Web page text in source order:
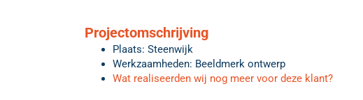
Projectomschrijving
Plaats: Steenwijk
Werkzaamheden: Beeldmerk ontwerp
Wat realiseerden wij nog meer voor deze klant?